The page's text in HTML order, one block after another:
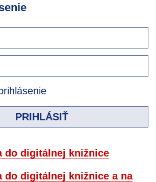
PRIHLÁSIŤ
do digitálnej knižnice
do digitálnej knižnice a na